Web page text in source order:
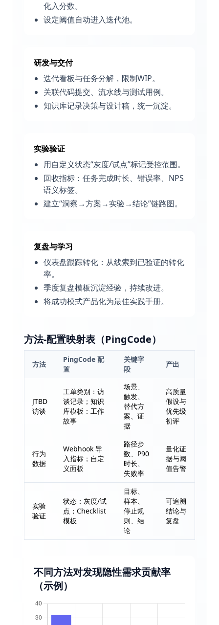
化入分数。
设定阈值自动进入迭代池。
研发与交付
迭代看板与任务分解，限制WIP。
关联代码提交、流水线与测试用例。
知识库记录决策与设计稿，统一沉淀。
实验验证
用自定义状态“灰度/试点”标记受控范围。
回收指标：任务完成时长、错误率、NPS
语义标签。
建立“洞察→方案→实验→结论”链路图。
复盘与学习
仪表盘跟踪转化：从线索到已验证的转化
率。
季度复盘模板沉淀经验，持续改进。
将成功模式产品化为最佳实践手册。
方法-配置映射表（PingCode）
方法
PingCode 配
置
关键字
段
产出
JTBD
访谈
工单类别：访
谈记录；知识
库模板：工作
故事
场景、
触发、
替代方
案、证
据
高质量
假设与
优先级
初评
行为
数据
Webhook 导
入指标；自定
义面板
路径步
数、P90
时长、
失败率
量化证
据与阈
值告警
实验
验证
状态：灰度/试
点；Checklist
模板
目标、
样本、
停止规
则、结
论
可追溯
结论与
复盘
不同方法对发现隐性需求贡献率
（示例）